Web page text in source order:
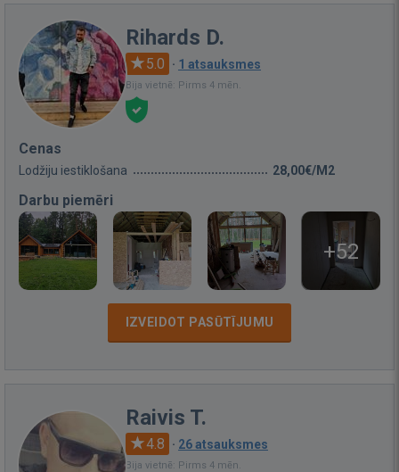
Rihards D.
5.0 · 1 atsauksmes
Bija vietnē: Pirms 4 mēn.
Cenas
Lodžiju iestiklošana 28,00€/M2
Darbu piemēri
+52
IZVEIDOT PASŪTĪJUMU
Raivis T.
4.8 · 26 atsauksmes
Bija vietnē: Pirms 4 mēn.